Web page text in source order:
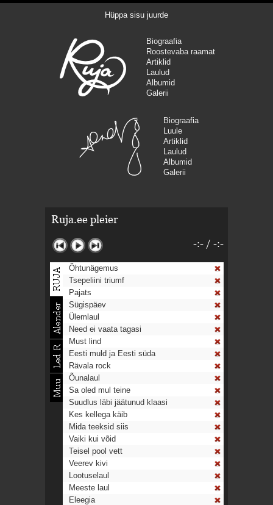
Hüppa sisu juurde
Biograafia
Roostevaba raamat
Artiklid
Laulud
Albumid
Galerii
Biograafia
Luule
Artiklid
Laulud
Albumid
Galerii
Ruja.ee pleier
-:- / -:-
Õhtunägemus
Tsepeliini triumf
Pajats
Sügispäev
Ülemlaul
Need ei vaata tagasi
Must lind
Eesti muld ja Eesti süda
Rävala rock
Õunalaul
Sa oled mul teine
Suudlus läbi jäätunud klaasi
Kes kellega käib
Mida teeksid siis
Vaiki kui võid
Teisel pool vett
Veerev kivi
Lootuselaul
Meeste laul
Eleegia